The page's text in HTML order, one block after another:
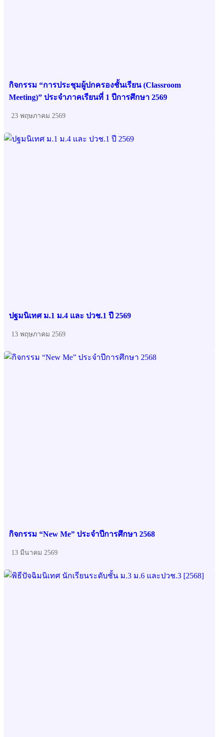
กิจกรรม “การประชุมผู้ปกครองชั้นเรียน (Classroom
Meeting)” ประจำภาคเรียนที่ 1 ปีการศึกษา 2569
23 พฤษภาคม 2569
ปฐมนิเทศ ม.1 ม.4 และ ปวช.1 ปี 2569
13 พฤษภาคม 2569
กิจกรรม “New Me” ประจำปีการศึกษา 2568
13 มีนาคม 2569